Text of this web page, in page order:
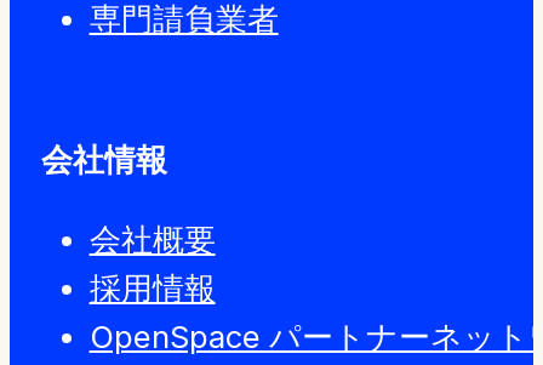
専門請負業者
会社情報
会社概要
採用情報
OpenSpace パートナーネット